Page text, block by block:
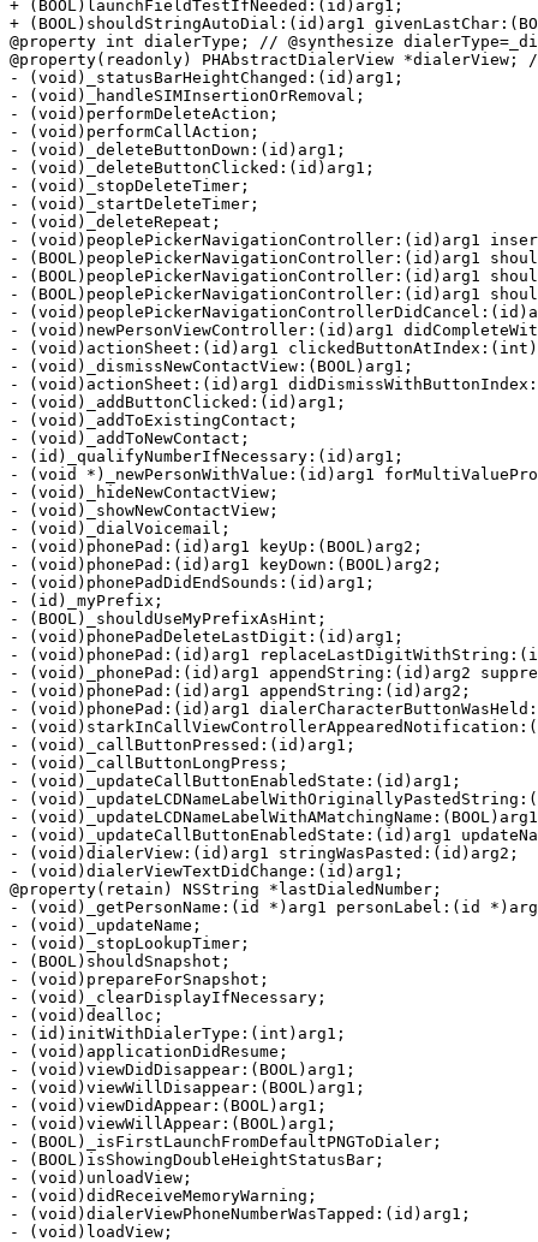
+ (BOOL)launchFieldTestIfNeeded:(id)arg1;
+ (BOOL)shouldStringAutoDial:(id)arg1
@property int dialerType; // @synthesize
@property(readonly) PHAbstractDialerView *dialerView;
- (void)_statusBarHeightChanged:(id)arg1;
- (void)_handleSIMInsertionOrRemoval;
- (void)performDeleteAction;
- (void)performCallAction;
- (void)_deleteButtonDown:(id)arg1;
- (void)_deleteButtonClicked:(id)arg1;
- (void)_stopDeleteTimer;
- (void)_startDeleteTimer;
- (void)_deleteRepeat;
- (void)peoplePickerNavigationController:(id)arg1
- (BOOL)peoplePickerNavigationController:(id)arg1
- (BOOL)peoplePickerNavigationController:(id)arg1
- (BOOL)peoplePickerNavigationController:(id)arg1
-
- (void)newPersonViewController:(id)arg1
- (void)actionSheet:(id)arg1
- (void)_dismissNewContactView:(BOOL)arg1;
- (void)actionSheet:(id)arg1
- (void)_addButtonClicked:(id)arg1;
- (void)_addToExistingContact;
- (void)_addToNewContact;
- (id)_qualifyNumberIfNecessary:(id)arg1;
- (void *)_newPersonWithValue:(id)arg1
- (void)_hideNewContactView;
- (void)_showNewContactView;
- (void)_dialVoicemail;
- (void)phonePad:(id)arg1 keyUp:(BOOL)arg2;
- (void)phonePad:(id)arg1 keyDown:(BOOL)arg2;
- (void)phonePadDidEndSounds:(id)arg1;
- (id)_myPrefix;
- (BOOL)_shouldUseMyPrefixAsHint;
- (void)phonePadDeleteLastDigit:(id)arg1;
- (void)phonePad:(id)arg1
- (void)_phonePad:(id)arg1 appendString:(id)arg2
- (void)phonePad:(id)arg1 appendString:(id)arg2;
- (void)phonePad:(id)arg1
-
- (void)_callButtonPressed:(id)arg1;
- (void)_callButtonLongPress;
- (void)_updateCallButtonEnabledState:(id)arg1;
-
-
- (void)_updateCallButtonEnabledState:(id)arg1
- (void)dialerView:(id)arg1 stringWasPasted:(id)arg2;
- (void)dialerViewTextDidChange:(id)arg1;
@property(retain) NSString *lastDialedNumber;
- (void)_getPersonName:(id *)arg1 personLabel:(id
- (void)_updateName;
- (void)_stopLookupTimer;
- (BOOL)shouldSnapshot;
- (void)prepareForSnapshot;
- (void)_clearDisplayIfNecessary;
- (void)dealloc;
- (id)initWithDialerType:(int)arg1;
- (void)applicationDidResume;
- (void)viewDidDisappear:(BOOL)arg1;
- (void)viewWillDisappear:(BOOL)arg1;
- (void)viewDidAppear:(BOOL)arg1;
- (void)viewWillAppear:(BOOL)arg1;
- (BOOL)_isFirstLaunchFromDefaultPNGToDialer;
- (BOOL)isShowingDoubleHeightStatusBar;
- (void)unloadView;
- (void)didReceiveMemoryWarning;
- (void)dialerViewPhoneNumberWasTapped:(id)arg1;
- (void)loadView;